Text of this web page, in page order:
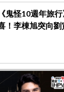
《鬼怪10週年旅
！李棟旭突向